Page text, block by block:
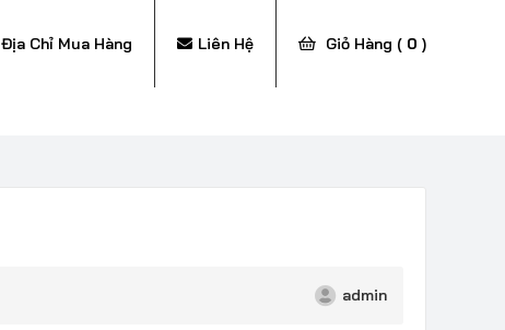
Địa Chỉ Mua Hàng Liên Hệ Giỏ Hàng ( 0 )
admin